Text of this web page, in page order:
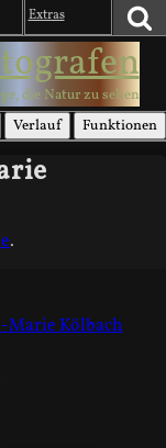
Extras
die Natur zu sehen
Verlauf Funktionen
.
Marie Kölbach